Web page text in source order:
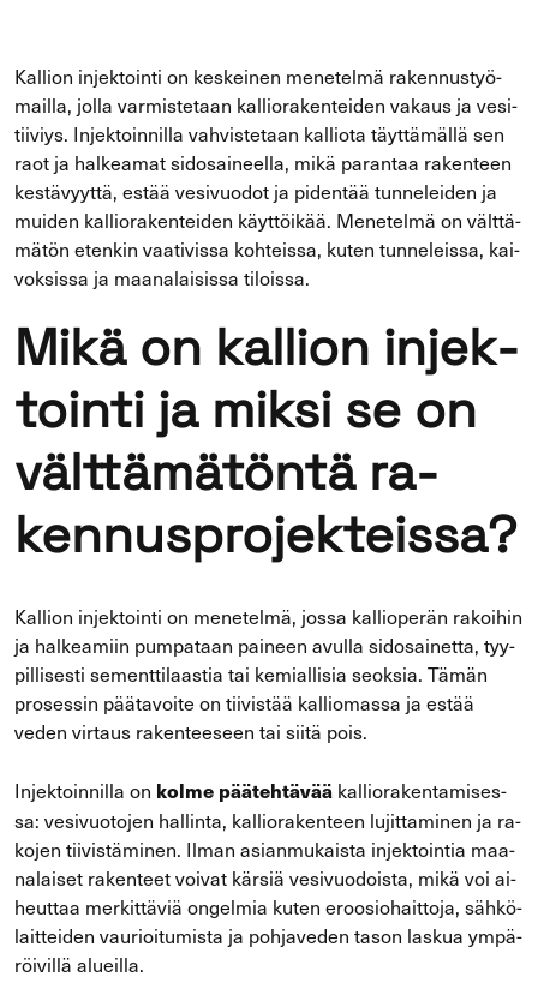
Kal­lion in­jek­toin­ti on kes­kei­nen me­ne­tel­mä ra­ken­nus­työ­
mail­la, jolla var­mis­te­taan kal­lio­ra­ken­tei­den va­kaus ja ve­si­
tii­viys. In­jek­toin­nil­la vah­vis­te­taan kal­lio­ta täyt­tä­mäl­lä sen
raot ja hal­kea­mat si­do­sai­neel­la, mikä pa­ran­taa ra­ken­teen
kes­tä­vyyt­tä, estää ve­si­vuo­dot ja pi­den­tää tun­ne­lei­den ja
mui­den kal­lio­ra­ken­tei­den käyt­töi­kää. Me­ne­tel­mä on vält­tä­
mä­tön eten­kin vaa­ti­vis­sa koh­teis­sa, kuten tun­ne­leis­sa, kai­
vok­sis­sa ja maa­na­lai­sis­sa ti­lois­sa.
Mikä on kal­lion in­jek­
toin­ti ja miksi se on
vält­tä­mä­tön­tä ra­
ken­nus­pro­jek­teis­sa?
Kal­lion in­jek­toin­ti on me­ne­tel­mä, jossa kal­lio­pe­rän ra­koi­hin
ja hal­kea­miin pum­pa­taan pai­neen avul­la si­do­sai­net­ta, tyy­
pil­li­ses­ti se­ment­ti­laas­tia tai ke­mial­li­sia seok­sia. Tämän
pro­ses­sin pää­ta­voi­te on tii­vis­tää kal­lio­mas­sa ja estää
veden vir­taus ra­ken­tee­seen tai siitä pois.
In­jek­toin­nil­la on kolme pää­teh­tä­vää kal­lio­ra­ken­ta­mi­ses­
sa: ve­si­vuo­to­jen hal­lin­ta, kal­lio­ra­ken­teen lu­jit­ta­mi­nen ja ra­
ko­jen tii­vis­tä­mi­nen. Ilman asian­mu­kais­ta in­jek­toin­tia maa­
na­lai­set ra­ken­teet voi­vat kär­siä ve­si­vuo­dois­ta, mikä voi ai­
heut­taa mer­kit­tä­viä on­gel­mia kuten eroo­sio­hait­to­ja, säh­kö­
lait­tei­den vau­rioi­tu­mis­ta ja poh­ja­ve­den tason las­kua ym­pä­
röi­vil­lä alueil­la.